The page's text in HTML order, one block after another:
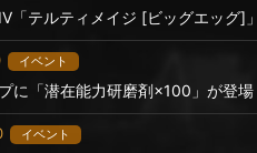
「テルティメイジ [ビッグエッグ]
イベント
に「潜在能力研磨剤×100」が登場
イベント